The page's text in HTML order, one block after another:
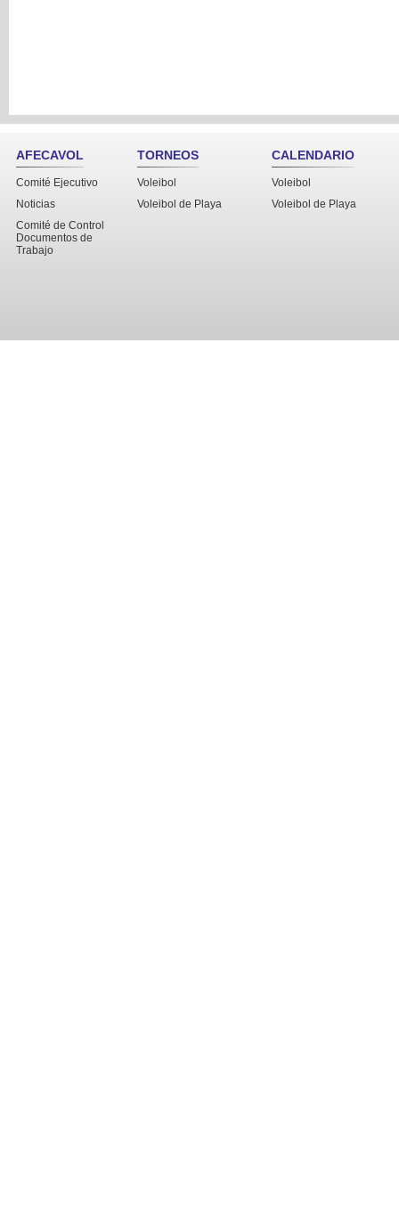
AFECAVOL
Comité Ejecutivo
Noticias
Comité de Control
Documentos de
Trabajo
TORNEOS
Voleibol
Voleibol de Playa
CALENDARIO
Voleibol
Voleibol de Playa